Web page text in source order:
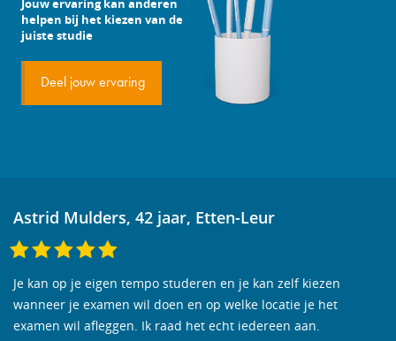
Jouw ervaring kan anderen
helpen bij het kiezen van de
juiste studie
Deel jouw ervaring
Astrid Mulders, 42 jaar, Etten-Leur
Je kan op je eigen tempo studeren en je kan zelf kiezen
wanneer je examen wil doen en op welke locatie je het
examen wil afleggen. Ik raad het echt iedereen aan.